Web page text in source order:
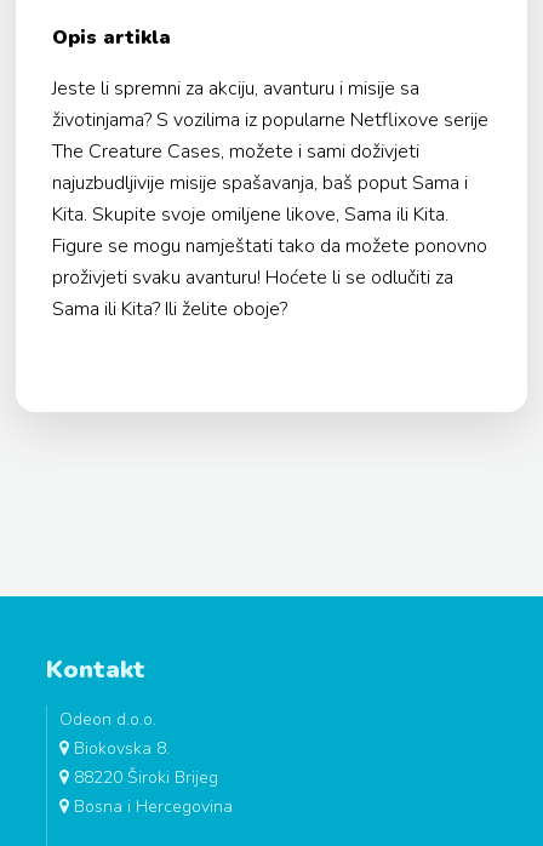
Opis artikla
Jeste li spremni za akciju, avanturu i misije sa
životinjama? S vozilima iz popularne Netflixove serije
The Creature Cases, možete i sami doživjeti
najuzbudljivije misije spašavanja, baš poput Sama i
Kita. Skupite svoje omiljene likove, Sama ili Kita.
Figure se mogu namještati tako da možete ponovno
proživjeti svaku avanturu! Hoćete li se odlučiti za
Sama ili Kita? Ili želite oboje?
Kontakt
Odeon d.o.o.
Biokovska 8.
88220 Široki Brijeg
Bosna i Hercegovina